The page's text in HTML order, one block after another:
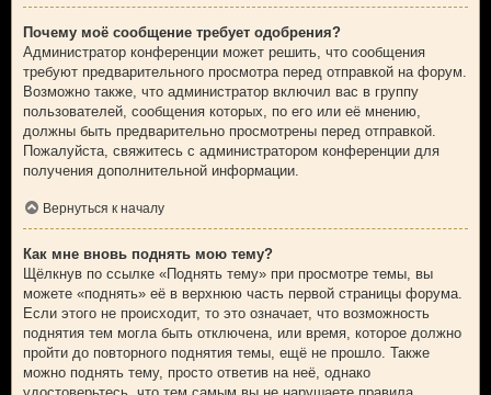
Почему моё сообщение требует одобрения?
Администратор конференции может решить, что сообщения
требуют предварительного просмотра перед отправкой на форум.
Возможно также, что администратор включил вас в группу
пользователей, сообщения которых, по его или её мнению,
должны быть предварительно просмотрены перед отправкой.
Пожалуйста, свяжитесь с администратором конференции для
получения дополнительной информации.
Вернуться к началу
Как мне вновь поднять мою тему?
Щёлкнув по ссылке «Поднять тему» при просмотре темы, вы
можете «поднять» её в верхнюю часть первой страницы форума.
Если этого не происходит, то это означает, что возможность
поднятия тем могла быть отключена, или время, которое должно
пройти до повторного поднятия темы, ещё не прошло. Также
можно поднять тему, просто ответив на неё, однако